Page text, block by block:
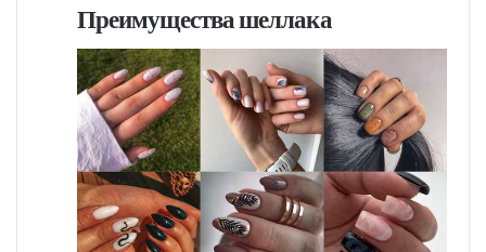
Преимущества шеллака